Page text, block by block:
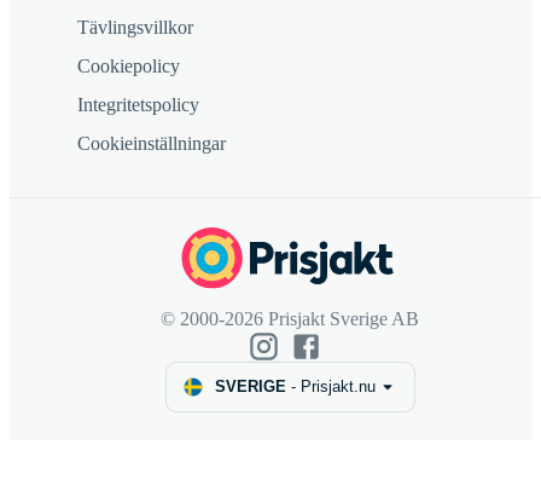
Tävlingsvillkor
Cookiepolicy
Integritetspolicy
Cookieinställningar
© 2000-2026 Prisjakt Sverige AB
SVERIGE- Prisjakt.nu